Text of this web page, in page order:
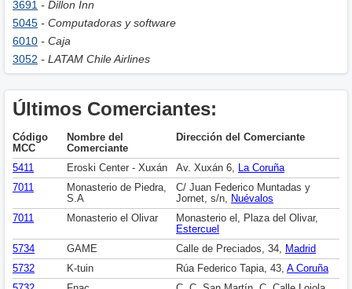
3691 - Dillon Inn
5045 - Computadoras y software
6010 - Caja
3052 - LATAM Chile Airlines
Últimos Comerciantes:
Código
MCC
Nombre del
Comerciante
Dirección del Comerciante
5411 Eroski Center - Xuxán Av. Xuxán 6, La Coruña
7011
Monasterio de Piedra,
S.A
C/ Juan Federico Muntadas y
Jornet, s/n, Nuévalos
7011
Monasterio el Olivar
Monasterio el, Plaza del Olivar,
Estercuel
5734
GAME Calle de Preciados, 34, Madrid
5732
K-tuin Rúa Federico Tapia, 43, A Coruña